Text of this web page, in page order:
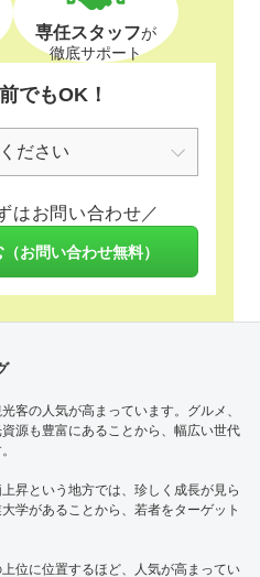
専任スタッフが
徹底サポート
でもOK！
はお問い合わせ／
（お問い合わせ無料）
客の人気が高まっています。グルメ、
源も豊富にあることから、幅広い世代
昇という地方では、珍しく成長が見ら
学があることから、若者をターゲット
位に位置するほど、人気が高まってい